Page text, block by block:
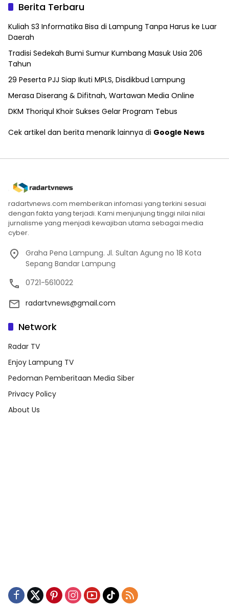
Berita Terbaru
Kuliah S3 Informatika Bisa di Lampung Tanpa Harus ke Luar
Daerah
Tradisi Sedekah Bumi Sumur Kumbang Masuk Usia 206
Tahun
29 Peserta PJJ Siap Ikuti MPLS, Disdikbud Lampung
Merasa Diserang & Difitnah, Wartawan Media Online
DKM Thoriqul Khoir Sukses Gelar Program Tebus
Cek artikel dan berita menarik lainnya di Google News
radartvnews.com memberikan infomasi yang terkini sesuai
dengan fakta yang terjadi. Kami menjunjung tinggi nilai nilai
jurnalisme yang menjadi kewajiban utama sebagai media
cyber.
Graha Pena Lampung. Jl. Sultan Agung no 18 Kota
Sepang Bandar Lampung
0721-5610022
radartvnews@gmail.com
Network
Radar TV
Enjoy Lampung TV
Pedoman Pemberitaan Media Siber
Privacy Policy
About Us